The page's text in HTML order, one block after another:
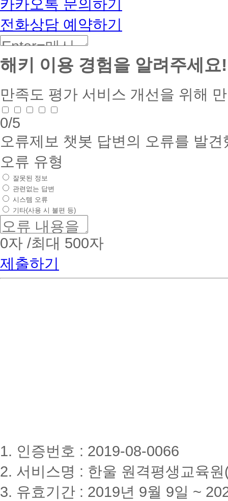
자
격
연
구
소
약
체
[출
석
부
화]
한
국
어
원
실
습
모
의
수
6
→
2
회
평
생
교
육
원
브
카카오톡 문의하기
전화상담 예약하기
해키 이용 경험을 알려주세요!
만족도 평가 서비스 개선을 위해
0/5
오류제보 챗봇 답변의 오류를 발
오류 유형
잘못된 정보
관련없는 답변
시스템 오류
기타(사용 시 불편 등)
0자 /최대 500자
제출하기
1. 인증번호 : 2019-08-0066
2. 서비스명 : 한울 원격평생교육
3. 유효기간 : 2019년 9월 9일 ~